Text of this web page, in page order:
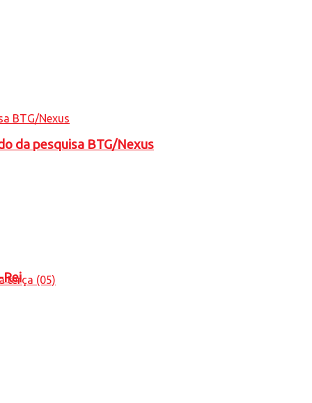
da pesquisa BTG/Nexus